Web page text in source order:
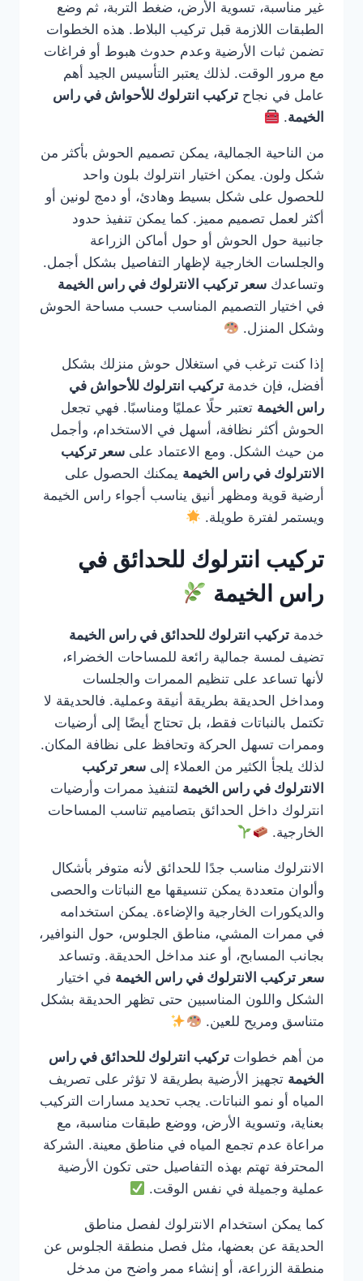
غير مناسبة، تسوية الأرض، ضغط التربة، ثم وضع
الطبقات اللازمة قبل تركيب البلاط. هذه الخطوات
تضمن ثبات الأرضية وعدم حدوث هبوط أو فراغات
مع مرور الوقت. لذلك يعتبر التأسيس الجيد أهم
عامل في نجاح تركيب انترلوك للأحواش في راس
الخيمة.
من الناحية الجمالية، يمكن تصميم الحوش بأكثر من
شكل ولون. يمكن اختيار انترلوك بلون واحد
للحصول على شكل بسيط وهادئ، أو دمج لونين أو
أكثر لعمل تصميم مميز. كما يمكن تنفيذ حدود
جانبية حول الحوش أو حول أماكن الزراعة
والجلسات الخارجية لإظهار التفاصيل بشكل أجمل.
وتساعدك سعر تركيب الانترلوك في راس الخيمة
في اختيار التصميم المناسب حسب مساحة الحوش
وشكل المنزل.
إذا كنت ترغب في استغلال حوش منزلك بشكل
أفضل، فإن خدمة تركيب انترلوك للأحواش في
راس الخيمة تعتبر حلًا عمليًا ومناسبًا. فهي تجعل
الحوش أكثر نظافة، أسهل في الاستخدام، وأجمل
من حيث الشكل. ومع الاعتماد على سعر تركيب
الانترلوك في راس الخيمة يمكنك الحصول على
أرضية قوية ومظهر أنيق يناسب أجواء راس الخيمة
ويستمر لفترة طويلة.
تركيب انترلوك للحدائق في
راس الخيمة
خدمة تركيب انترلوك للحدائق في راس الخيمة
تضيف لمسة جمالية رائعة للمساحات الخضراء،
لأنها تساعد على تنظيم الممرات والجلسات
ومداخل الحديقة بطريقة أنيقة وعملية. فالحديقة لا
تكتمل بالنباتات فقط، بل تحتاج أيضًا إلى أرضيات
وممرات تسهل الحركة وتحافظ على نظافة المكان.
لذلك يلجأ الكثير من العملاء إلى سعر تركيب
الانترلوك في راس الخيمة لتنفيذ ممرات وأرضيات
انترلوك داخل الحدائق بتصاميم تناسب المساحات
الخارجية.
الانترلوك مناسب جدًا للحدائق لأنه متوفر بأشكال
وألوان متعددة يمكن تنسيقها مع النباتات والحصى
والديكورات الخارجية والإضاءة. يمكن استخدامه
في ممرات المشي، مناطق الجلوس، حول النوافير،
بجانب المسابح، أو عند مداخل الحديقة. وتساعد
سعر تركيب الانترلوك في راس الخيمة في اختيار
الشكل واللون المناسبين حتى تظهر الحديقة بشكل
متناسق ومريح للعين.
من أهم خطوات تركيب انترلوك للحدائق في راس
الخيمة تجهيز الأرضية بطريقة لا تؤثر على تصريف
المياه أو نمو النباتات. يجب تحديد مسارات التركيب
بعناية، وتسوية الأرض، ووضع طبقات مناسبة، مع
مراعاة عدم تجمع المياه في مناطق معينة. الشركة
المحترفة تهتم بهذه التفاصيل حتى تكون الأرضية
عملية وجميلة في نفس الوقت.
كما يمكن استخدام الانترلوك لفصل مناطق
الحديقة عن بعضها، مثل فصل منطقة الجلوس عن
منطقة الزراعة، أو إنشاء ممر واضح من مدخل